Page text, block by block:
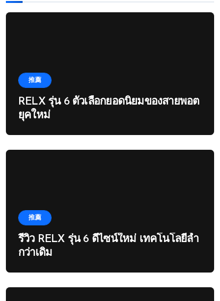
推薦
RELX รุ่น 6 ตัวเลือกยอดนิยมของสายพอต
ยุคใหม่
推薦
รีวิว RELX รุ่น 6 ดีไซน์ใหม่ เทคโนโลยีล้ำ
กว่าเดิม